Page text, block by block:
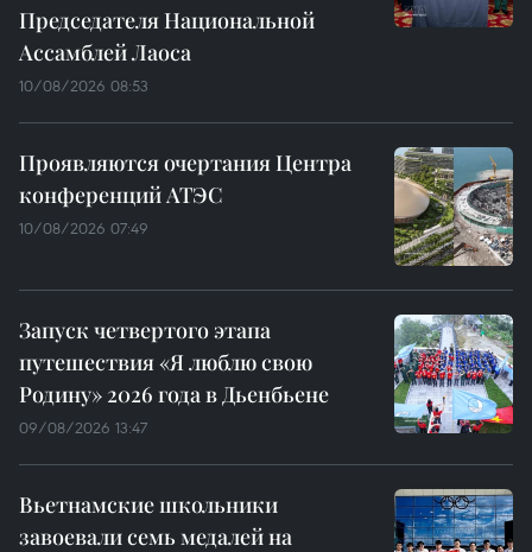
Председателя Национальной
Ассамблей Лаоса
10/08/2026 08:53
Проявляются очертания Центра
конференций АТЭС
10/08/2026 07:49
Запуск четвертого этапа
путешествия «Я люблю свою
Родину» 2026 года в Дьенбьене
09/08/2026 13:47
Вьетнамские школьники
завоевали семь медалей на